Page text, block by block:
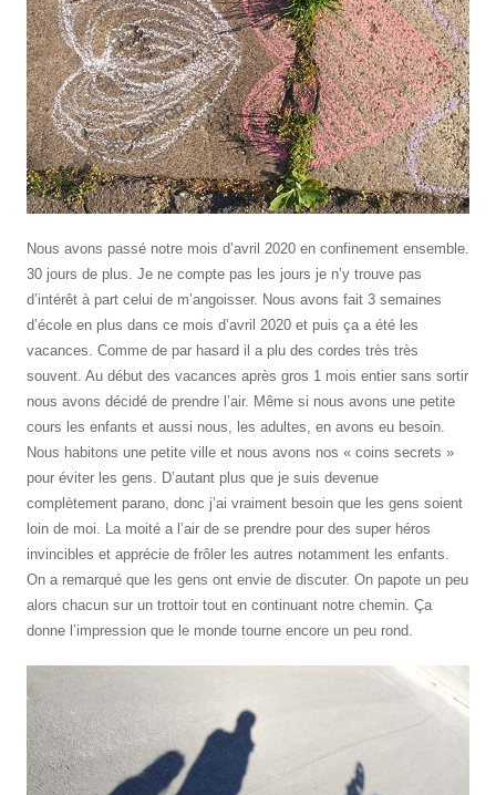
Nous avons passé notre mois d’avril 2020 en confinement ensemble.
30 jours de plus. Je ne compte pas les jours je n’y trouve pas
d’intérêt à part celui de m’angoisser. Nous avons fait 3 semaines
d’école en plus dans ce mois d’avril 2020 et puis ça a été les
vacances. Comme de par hasard il a plu des cordes très très
souvent. Au début des vacances après gros 1 mois entier sans sortir
nous avons décidé de prendre l’air. Même si nous avons une petite
cours les enfants et aussi nous, les adultes, en avons eu besoin.
Nous habitons une petite ville et nous avons nos « coins secrets »
pour éviter les gens. D’autant plus que je suis devenue
complètement parano, donc j’ai vraiment besoin que les gens soient
loin de moi. La moité a l’air de se prendre pour des super héros
invincibles et apprécie de frôler les autres notamment les enfants.
On a remarqué que les gens ont envie de discuter. On papote un peu
alors chacun sur un trottoir tout en continuant notre chemin. Ça
donne l’impression que le monde tourne encore un peu rond.